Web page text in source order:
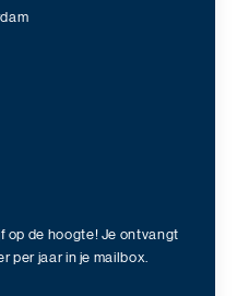
op de hoogte! Je ontvangt
per jaar in je mailbox.